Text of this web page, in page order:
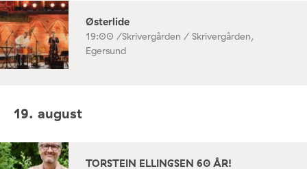
Østerlide
19:00 /Skrivergården / Skrivergården,
Egersund
19. august
TORSTEIN ELLINGSEN 60 ÅR!